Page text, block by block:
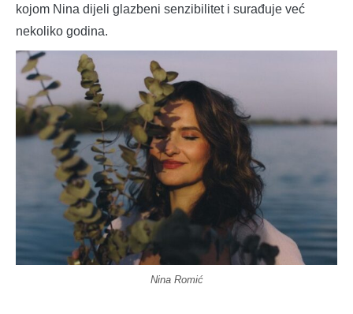
kojom Nina dijeli glazbeni senzibilitet i surađuje već
nekoliko godina.
Nina Romić